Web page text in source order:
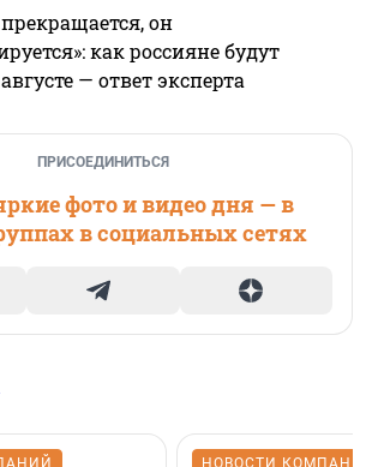
он
как россияне будут
— ответ эксперта
ПРИСОЕДИНИТЬСЯ
фото и видео дня — в
в социальных сетях